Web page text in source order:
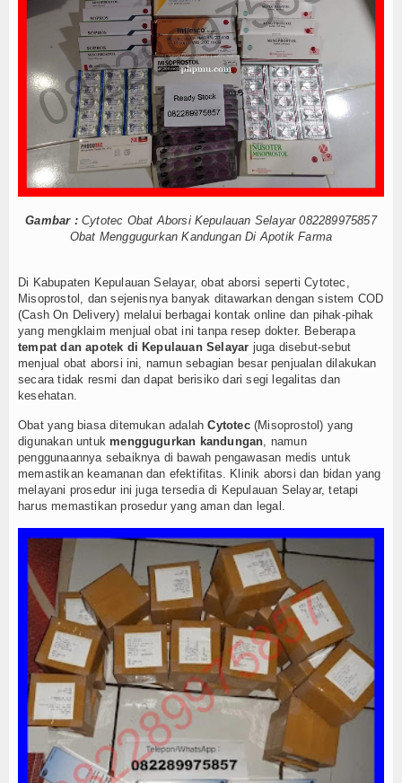
Internasional
Teknologi
Koleksi Video
Album Foto
E-Learning
Konsultasi
Lainnya
Kesehatan
Kuliner
Dalam Negeri
Luar Negeri
Gambar :Cytotec Obat Aborsi Kepulauan Selayar 082289975857
Obat Menggugurkan Kandungan Di Apotik Farma
Di Kabupaten Kepulauan Selayar, obat aborsi seperti Cytotec,
Misoprostol, dan sejenisnya banyak ditawarkan dengan sistem COD
(Cash On Delivery) melalui berbagai kontak online dan pihak-pihak
yang mengklaim menjual obat ini tanpa resep dokter. Beberapa
tempat dan apotek di Kepulauan Selayar juga disebut-sebut
menjual obat aborsi ini, namun sebagian besar penjualan dilakukan
secara tidak resmi dan dapat berisiko dari segi legalitas dan
kesehatan.
Obat yang biasa ditemukan adalahCytotec(Misoprostol) yang
digunakan untukmenggugurkan kandungan , namun
penggunaannya sebaiknya di bawah pengawasan medis untuk
memastikan keamanan dan efektifitas. Klinik aborsi dan bidan yang
melayani prosedur ini juga tersedia di Kepulauan Selayar, tetapi
harus memastikan prosedur yang aman dan legal.